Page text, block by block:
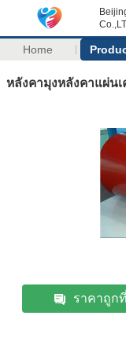
Home
หลังคามุงหลังคาแผ่น
ราคาถูก